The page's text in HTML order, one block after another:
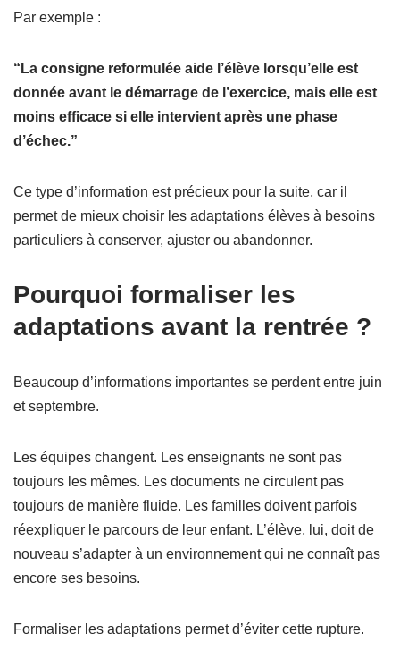
Par exemple :
“La consigne reformulée aide l’élève lorsqu’elle est
donnée avant le démarrage de l’exercice, mais elle est
moins efficace si elle intervient après une phase
d’échec.”
Ce type d’information est précieux pour la suite, car il
permet de mieux choisir les adaptations élèves à besoins
particuliers à conserver, ajuster ou abandonner.
Pourquoi formaliser les
adaptations avant la rentrée ?
Beaucoup d’informations importantes se perdent entre juin
et septembre.
Les équipes changent. Les enseignants ne sont pas
toujours les mêmes. Les documents ne circulent pas
toujours de manière fluide. Les familles doivent parfois
réexpliquer le parcours de leur enfant. L’élève, lui, doit de
nouveau s’adapter à un environnement qui ne connaît pas
encore ses besoins.
Formaliser les adaptations permet d’éviter cette rupture.